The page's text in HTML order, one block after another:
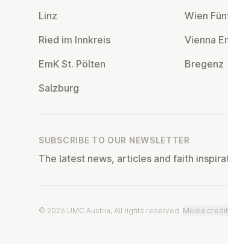
Linz
Ried im Innkreis
EmK St. Pölten
Salzburg
Wien
Vienna
Bregenz
SUBSCRIBE TO OUR NEWSLETTER
The latest news, articles and faith
© 2026 UMC Austria, All rights reserved. Media